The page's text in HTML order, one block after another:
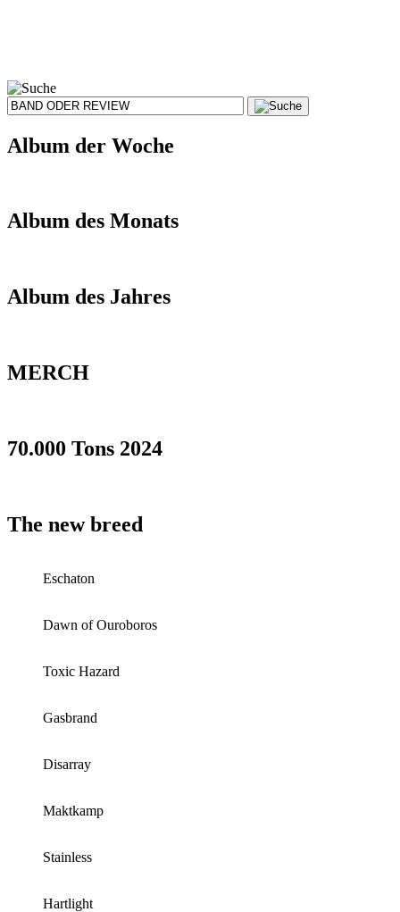
Album der Woche
Album des Monats
Album des Jahres
MERCH
70.000 Tons 2024
The new breed
Eschaton
Dawn of Ouroboros
Toxic Hazard
Gasbrand
Disarray
Maktkamp
Stainless
Hartlight